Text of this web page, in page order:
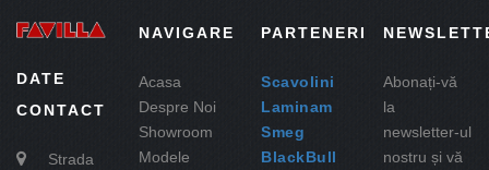
DATE
CONTACT
Strada
NAVIGARE
Acasa
Despre Noi
Showroom
Modele
PARTENERI
Scavolini
Laminam
Smeg
BlackBull
Abonați-vă
la
newsletter-ul
nostru și vă